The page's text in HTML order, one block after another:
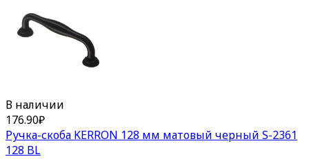
В наличии
176.90₽
Ручка-скоба KERRON 128 мм матовый черный S-2361
128 BL